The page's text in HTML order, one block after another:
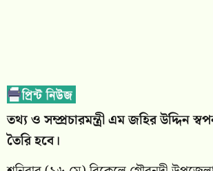
তথ্য ও সম্প্রচারমন্ত্রী এম জহির উদ্দিন
তৈরি হবে।